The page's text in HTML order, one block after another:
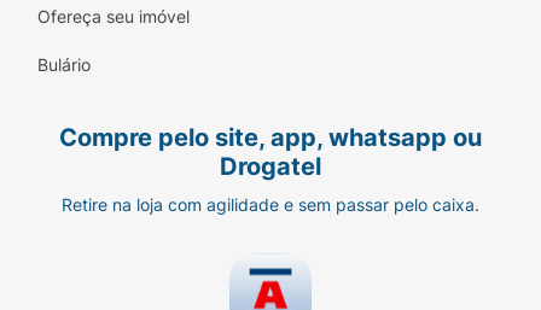
Higiene suave baseada em ativos de origem
vegetal que respeitam a fisiologia natural
Enriquecido com Vitamina E:Propriedades
nutritivas e antioxidantes que preservam a
que desliza facilmente sobre a pele,
promovendo um banho confortável e
Ofereça seu imóvel
Bulário
Compre pelo site, app, whatsapp ou
Drogatel
Retire na loja com agilidade e sem passar pelo caixa.